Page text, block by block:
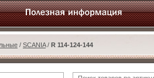
/ SCANIA/ R 114-124-144